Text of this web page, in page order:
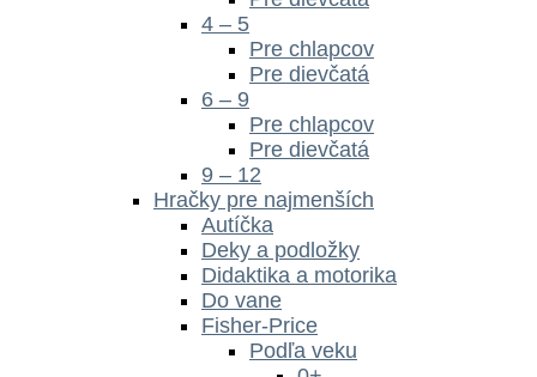
4 – 5
Pre chlapcov
Pre dievčatá
6 – 9
Pre chlapcov
Pre dievčatá
9 – 12
Hračky pre najmenších
Autíčka
Deky a podložky
Didaktika a motorika
Do vane
Fisher-Price
Podľa veku